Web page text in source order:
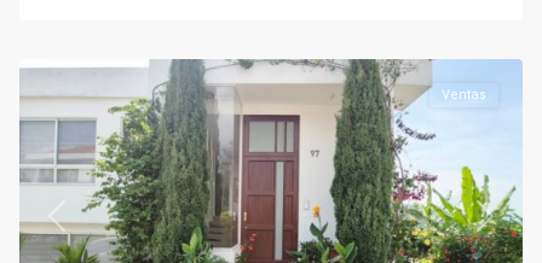
Previous Next
Ventas